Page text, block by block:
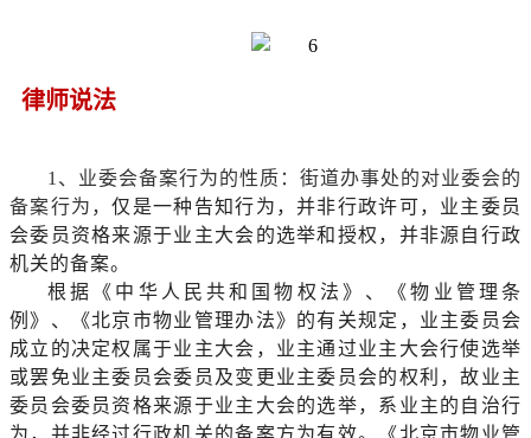
律师说法
1、业委会备案行为的性质：街道办事处的对业委会的
备案行为，仅是一种告知行为，并非行政许可，业主委员
会委员资格来源于业主大会的选举和授权，并非源自行政
机关的备案。
根据《中华人民共和国物权法》、《物业管理条
例》、《北京市物业管理办法》的有关规定，业主委员会
成立的决定权属于业主大会，业主通过业主大会行使选举
或罢免业主委员会委员及变更业主委员会的权利，故业主
委员会委员资格来源于业主大会的选举，系业主的自治行
为，并非经过行政机关的备案方为有效。《北京市物业管